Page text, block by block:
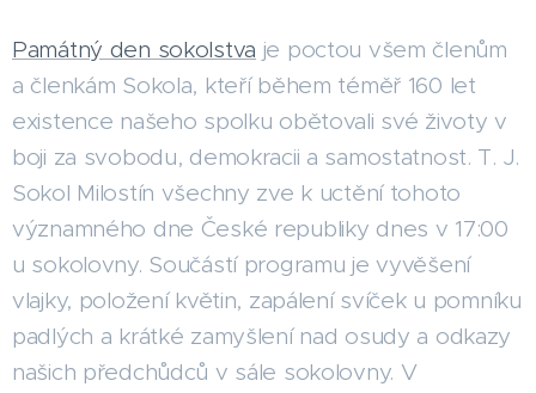
Památný den sokolstva je poctou všem členům
a členkám Sokola, kteří během téměř 160 let
existence našeho spolku obětovali své životy v
boji za svobodu, demokracii a samostatnost. T. J.
Sokol Milostín všechny zve k uctění tohoto
významného dne České republiky dnes v 17:00
u sokolovny. Součástí programu je vyvěšení
vlajky, položení květin, zapálení svíček u pomníku
padlých a krátké zamyšlení nad osudy a odkazy
našich předchůdců v sále sokolovny. V